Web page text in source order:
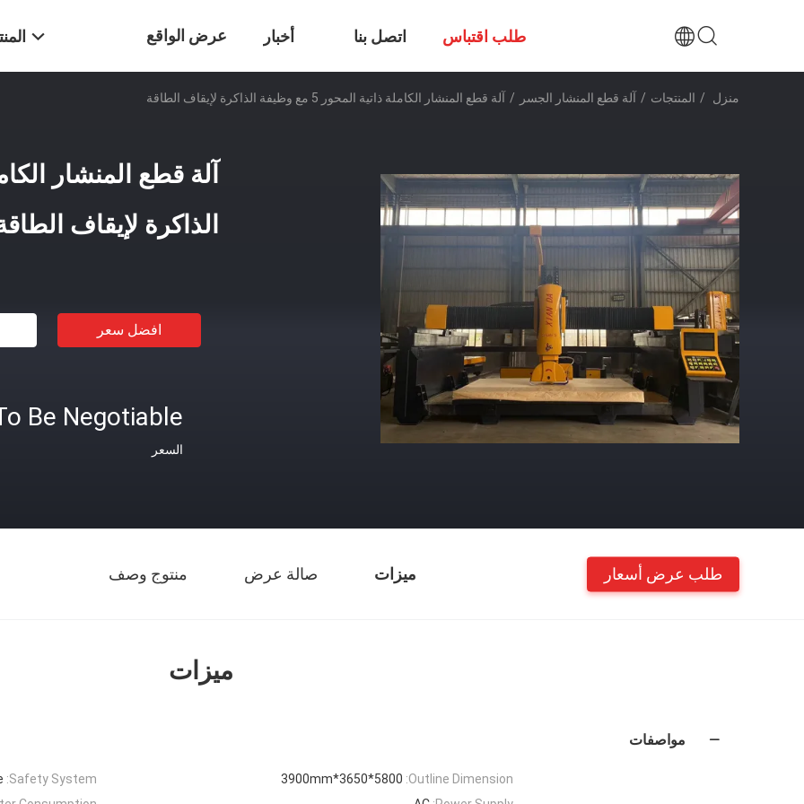
عرض الواقع
الافتراضي
أخبار اتصل بنا طلب اقتباس
منزل / المنتجات / آلة قطع المنشار الجسر / آلة قطع المنشار الكاملة ذاتية المحور 5 مع وظيفة الذاكرة لإيقاف الطاقة
الذاكرة لإيقاف
افضل سعر
Be Negotiable
السعر
ميزات صالة عرض منتوج وصف طلب عرض أسعار
ميزات
مواصفات
Safety System: Outline Dimension:
5800*3650*3900mm